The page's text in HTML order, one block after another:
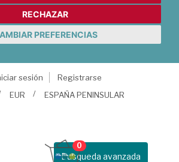
RECHAZAR
PREFERENCIAS
sesión
Registrarse
EUR ESPAÑA PENINSULAR
Busqueda avanzada
0